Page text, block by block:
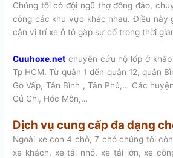
Chúng tôi có đội ngũ thợ đông đảo,
công các khu vực khác nhau. Điều này
cận vị trí xe ô tô gặp sự cố trong thời
Cuuhoxe.net chuyên cứu hộ lốp ở
Tp HCM. Từ quận 1 đến quận 12, quận
Gò Vấp, Tân Bình , Tân Phú,… Các
Củ Chi, Hóc Môn,…
Dịch vụ cung cấp đa dạng
Ngoài xe con 4 chỗ, 7 chỗ chúng tôi
xe khách, xe tải nhỏ, xe tải lớn, xe